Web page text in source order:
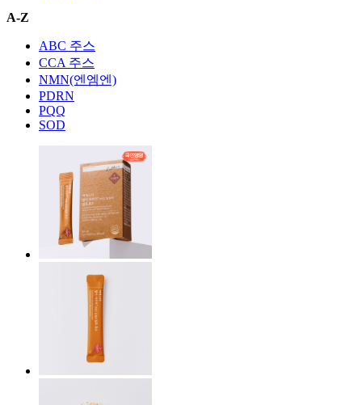
A-Z
ABC 주스
CCA 주스
NMN(엔엠엔)
PDRN
PQQ
SOD